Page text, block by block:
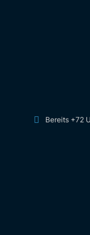
Bereits +72